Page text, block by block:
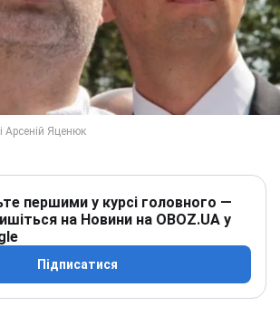
першими у курсі головного —
на Новини на OBOZ.UA у
Підписатися